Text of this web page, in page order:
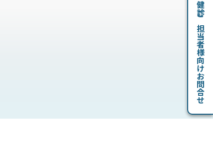
健診ご担当者様向けお問合せ